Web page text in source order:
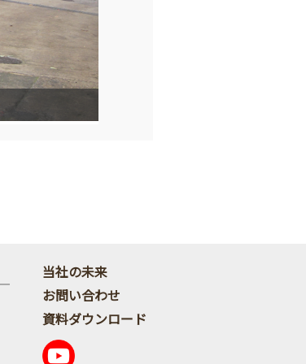
当社の未来
お問い合わせ
資料ダウンロード